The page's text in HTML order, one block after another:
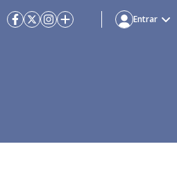
Entrar